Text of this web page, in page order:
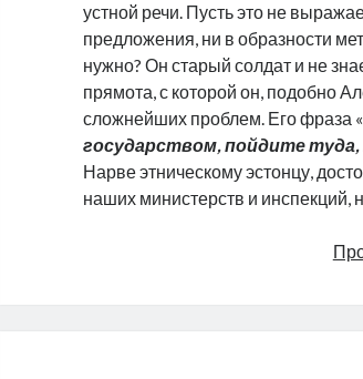
устной речи. Пусть это не
предложения, ни в образности
нужно? Он старый солдат и не
прямота, с которой он, подобно
сложнейших проблем. Его фраза «
государством, пойдите туда,
Нарве этническому эстонцу,
наших министерств и инспекций,